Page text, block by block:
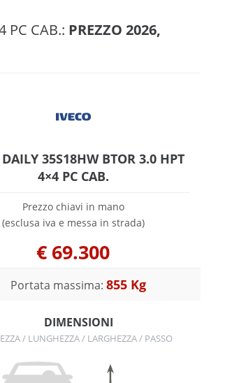
PC CAB.: PREZZO 2026,
DAILY 35S18HW BTOR 3.0 HPT
4×4 PC CAB.
Prezzo chiavi in mano
(esclusa iva e messa in strada)
€ 69.300
Portata massima: 855 Kg
DIMENSIONI
/ LUNGHEZZA / LARGHEZZA / PASSO